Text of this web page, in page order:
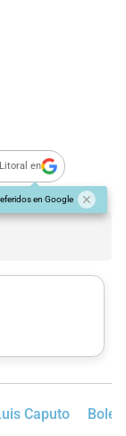
en
en Google
Caputo